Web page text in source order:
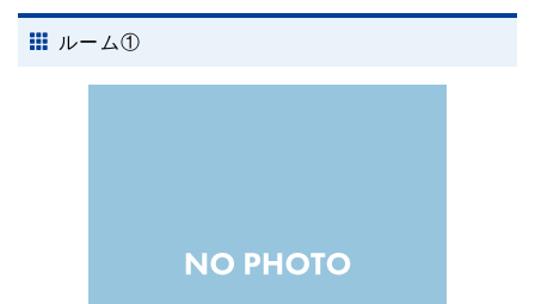
ルーム①